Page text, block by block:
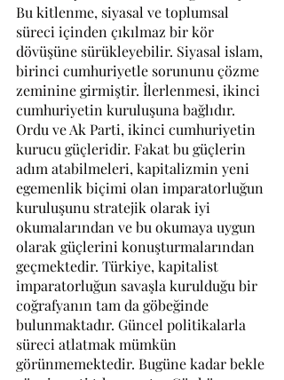
Bu kitlenme, siyasal ve toplumsal
süreci içinden çıkılmaz bir kör
dövüşüne sürükleyebilir. Siyasal islam,
birinci cumhuriyetle sorununu çözme
zeminine girmiştir. İlerlenmesi, ikinci
cumhuriyetin kuruluşuna bağlıdır.
Ordu ve Ak Parti, ikinci cumhuriyetin
kurucu güçleridir. Fakat bu güçlerin
adım atabilmeleri, kapitalizmin yeni
egemenlik biçimi olan imparatorluğun
kuruluşunu stratejik olarak iyi
okumalarından ve bu okumaya uygun
olarak güçlerini konuşturmalarından
geçmektedir. Türkiye, kapitalist
imparatorluğun savaşla kurulduğu bir
coğrafyanın tam da göbeğinde
bulunmaktadır. Güncel politikalarla
süreci atlatmak mümkün
görünmemektedir. Bugüne kadar bekle